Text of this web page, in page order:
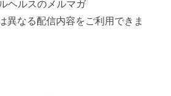
ヘルスのメルマガ
異なる配信内容をご利用できま